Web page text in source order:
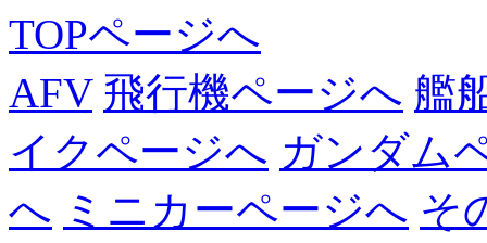
TOPページへ
AFV 飛行機ページへ 艦
イクページへ ガンダム
へ ミニカーページへ そ